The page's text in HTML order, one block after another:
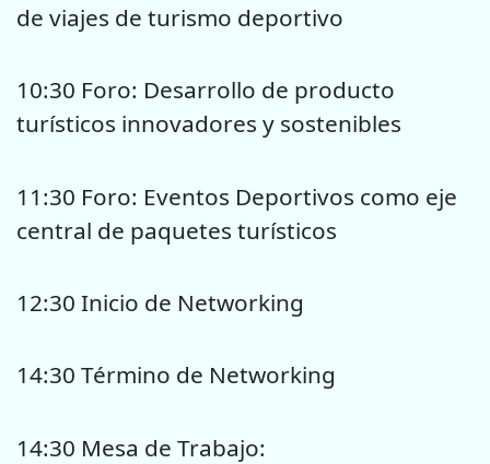
de viajes de turismo deportivo
10:30 Foro: Desarrollo de producto
turísticos innovadores y sostenibles
11:30 Foro: Eventos Deportivos como eje
central de paquetes turísticos
12:30 Inicio de Networking
14:30 Término de Networking
14:30 Mesa de Trabajo: